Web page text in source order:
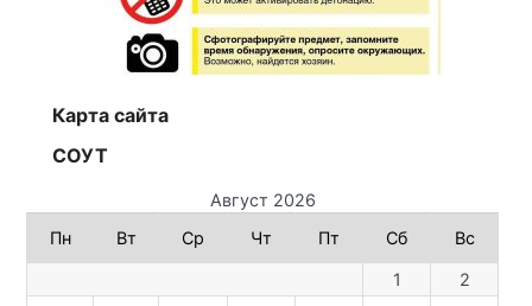
Карта сайта
СОУТ
Август 2026
Пн
Вт Ср Чт Пт Сб Вс
1
2